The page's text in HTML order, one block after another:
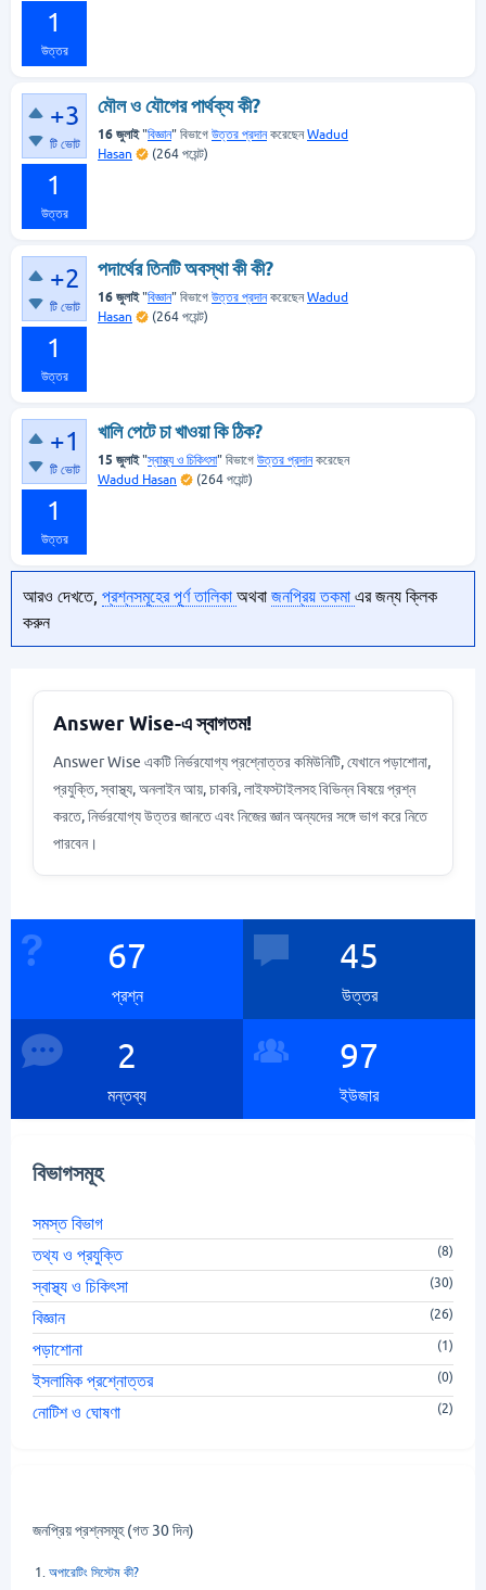
1
উত্তর
+3
টি ভোট
1
উত্তর
মৌল ও যৌগের পার্থক্য কী?
16 জুলাই "বিজ্ঞান" বিভাগে উত্তর প্রদান করেছেনWadud
Hasan
(264 পয়েন্ট)
+2
টি ভোট
1
উত্তর
পদার্থের তিনটি অবস্থা কী কী?
16 জুলাই "বিজ্ঞান" বিভাগে উত্তর প্রদান করেছেনWadud
Hasan
(264 পয়েন্ট)
+1
টি ভোট
1
উত্তর
খালি পেটে চা খাওয়া কি ঠিক?
15 জুলাই "স্বাস্থ্য ও চিকিৎসা" বিভাগে উত্তর প্রদান করেছেন
Wadud Hasan
(264 পয়েন্ট)
আরও দেখতে, প্রশ্নসমূহের পূর্ণ তালিকা অথবা জনপ্রিয় তকমা এর জন্য ক্লিক
করুন
Answer Wise-এ স্বাগতম!
Answer Wise একটি নির্ভরযোগ্য প্রশ্নোত্তর কমিউনিটি, যেখানে পড়াশোনা,
প্রযুক্তি, স্বাস্থ্য, অনলাইন আয়, চাকরি, লাইফস্টাইলসহ বিভিন্ন বিষয়ে প্রশ্ন
করতে, নির্ভরযোগ্য উত্তর জানতে এবং নিজের জ্ঞান অন্যদের সঙ্গে ভাগ করে নিতে
পারবেন।
67
প্রশ্ন
45
উত্তর
2
মন্তব্য
97
ইউজার
বিভাগসমূহ
সমস্ত বিভাগ
তথ্য ও প্রযুক্তি
(8)
স্বাস্থ্য ও চিকিৎসা (30)
বিজ্ঞান (26)
পড়াশোনা (1)
ইসলামিক প্রশ্নোত্তর (0)
নোটিশ ও ঘোষণা (2)
জনপ্রিয় প্রশ্নসমূহ (গত 30 দিন)
অপারেটিং সিস্টেম কী?